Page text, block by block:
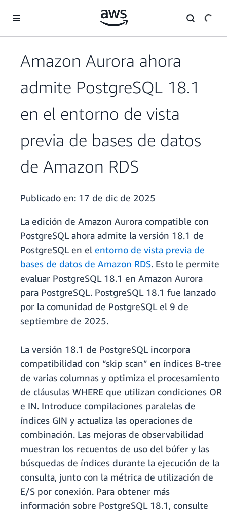
Amazon Aurora ahora
admite PostgreSQL 18.1
en el entorno de vista
previa de bases de datos
de Amazon RDS
Publicado en: 17 de dic de 2025
La edición de Amazon Aurora compatible con
PostgreSQL ahora admite la versión 18.1 de
PostgreSQL en el entorno de vista previa de
bases de datos de Amazon RDS. Esto le permite
evaluar PostgreSQL 18.1 en Amazon Aurora
para PostgreSQL. PostgreSQL 18.1 fue lanzado
por la comunidad de PostgreSQL el 9 de
septiembre de 2025.
La versión 18.1 de PostgreSQL incorpora
compatibilidad con “skip scan” en índices B-tree
de varias columnas y optimiza el procesamiento
de cláusulas WHERE que utilizan condiciones OR
e IN. Introduce compilaciones paralelas de
índices GIN y actualiza las operaciones de
combinación. Las mejoras de observabilidad
muestran los recuentos de uso del búfer y las
búsquedas de índices durante la ejecución de la
consulta, junto con la métrica de utilización de
E/S por conexión. Para obtener más
información sobre PostgreSQL 18.1, consulte